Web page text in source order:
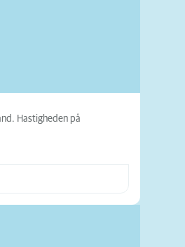
Hastigheden på